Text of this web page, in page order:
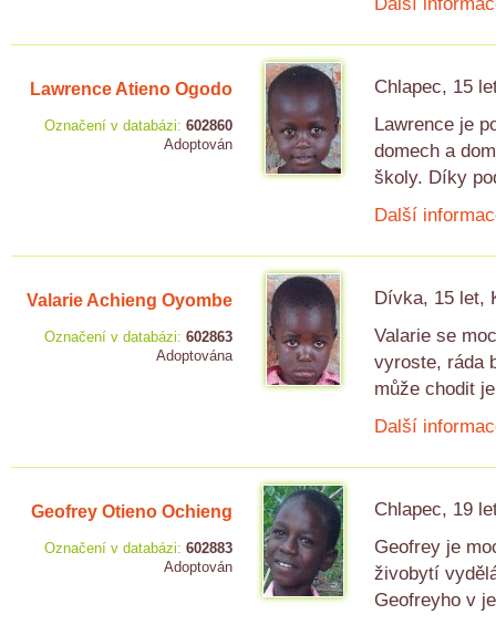
Lawrence Atieno Ogodo
Označení v databázi: 602860
Adoptován
Chlapec, 15
Lawrence je
domech a
školy. Díky
Další
Valarie Achieng Oyombe
Označení v databázi: 602863
Adoptována
Dívka, 15 let,
Valarie se
vyroste, ráda
může chodit
Další
Geofrey Otieno Ochieng
Označení v databázi: 602883
Adoptován
Chlapec, 19
Geofrey je
živobytí
Geofreyho v